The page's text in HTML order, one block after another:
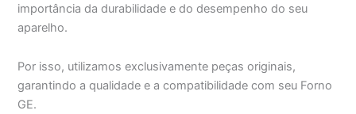
importância da durabilidade e do desempenho do seu
aparelho.
Por isso, utilizamos exclusivamente peças originais,
garantindo a qualidade e a compatibilidade com seu Forno
GE.